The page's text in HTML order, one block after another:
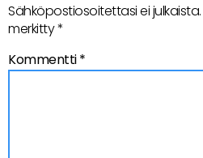
Sähköpostiosoitettasi ei julkaista.
merkitty*
Kommentti*